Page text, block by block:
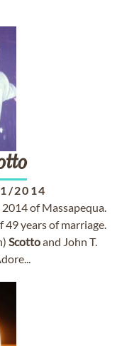
2014
of Massapequa.
49 years of marriage.
Scottoand John T.